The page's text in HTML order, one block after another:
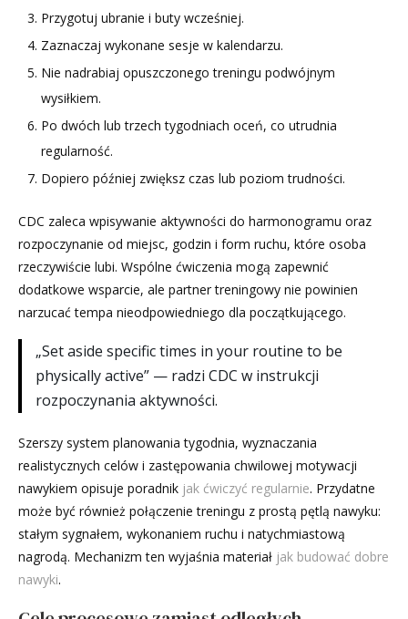
Przygotuj ubranie i buty wcześniej.
Zaznaczaj wykonane sesje w kalendarzu.
Nie nadrabiaj opuszczonego treningu podwójnym
wysiłkiem.
Po dwóch lub trzech tygodniach oceń, co utrudnia
regularność.
Dopiero później zwiększ czas lub poziom trudności.
CDC zaleca wpisywanie aktywności do harmonogramu oraz
rozpoczynanie od miejsc, godzin i form ruchu, które osoba
rzeczywiście lubi. Wspólne ćwiczenia mogą zapewnić
dodatkowe wsparcie, ale partner treningowy nie powinien
narzucać tempa nieodpowiedniego dla początkującego.
„Set aside specific times in your routine to be
physically active” — radzi CDC w instrukcji
rozpoczynania aktywności.
Szerszy system planowania tygodnia, wyznaczania
realistycznych celów i zastępowania chwilowej motywacji
nawykiem opisuje poradnik jak ćwiczyć regularnie. Przydatne
może być również połączenie treningu z prostą pętlą nawyku:
stałym sygnałem, wykonaniem ruchu i natychmiastową
nagrodą. Mechanizm ten wyjaśnia materiał jak budować dobre
nawyki.